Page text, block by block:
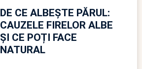
DE CE ALBEȘTE PĂRUL:
CAUZELE FIRELOR ALBE
ȘI CE POȚI FACE
NATURAL